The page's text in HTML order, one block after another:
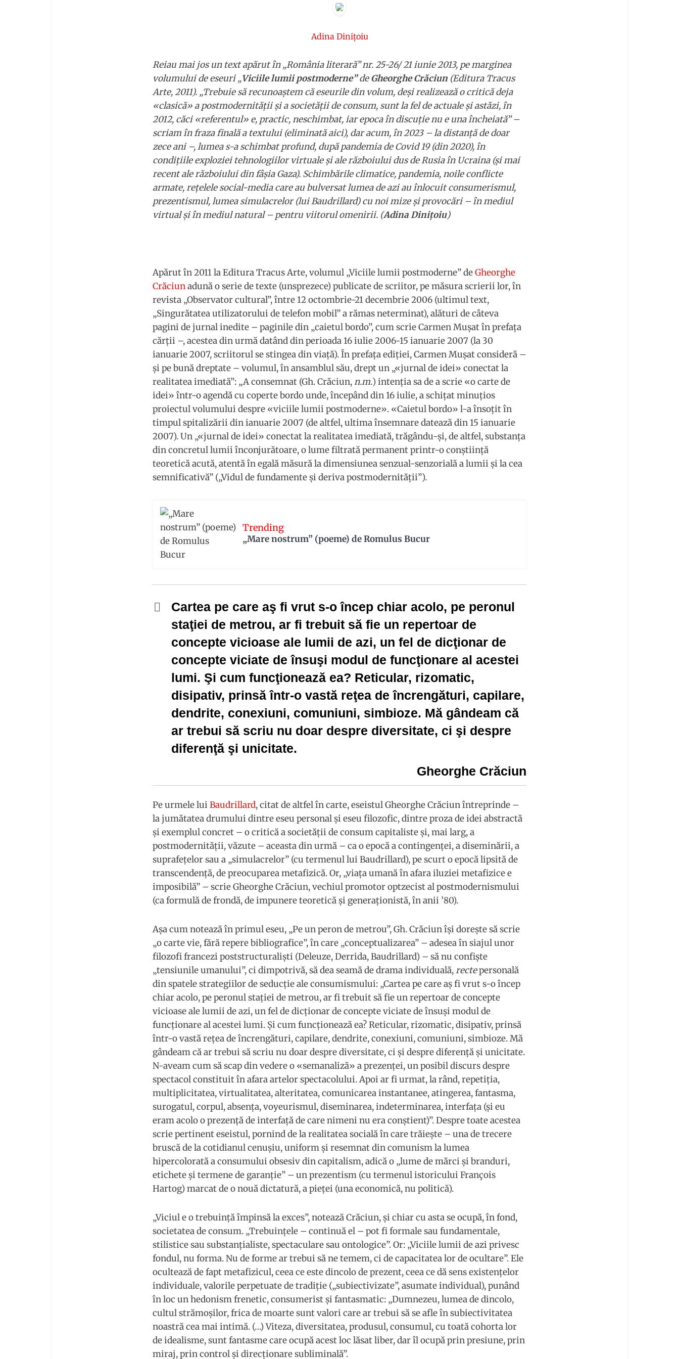
Adina Dinițoiu
Reiau mai jos un text apărut în „România literară” nr. 25-26/ 21 iunie 2013, pe marginea
volumului de eseuri „Viciile lumii postmoderne”deGheorghe Crăciun (Editura Tracus
Arte, 2011). „Trebuie să recunoaştem că eseurile din volum, deşi realizează o critică deja
«clasică» a postmodernităţii şi a societăţii de consum, sunt la fel de actuale şi astăzi, în
2012, căci «referentul» e, practic, neschimbat, iar epoca în discuţie nu e una încheiată” –
scriam în fraza finală a textului (eliminată aici), dar acum, în 2023 – la distanță de doar
zece ani –, lumea s-a schimbat profund, după pandemia de Covid 19 (din 2020), în
condițiile exploziei tehnologiilor virtuale și ale războiului dus de Rusia în Ucraina (și mai
recent ale războiului din fâșia Gaza). Schimbările climatice, pandemia, noile conflicte
armate, rețelele social-media care au bulversat lumea de azi au înlocuit consumerismul,
prezentismul, lumea simulacrelor (lui Baudrillard) cu noi mize și provocări – în mediul
virtual și în mediul natural – pentru viitorul omenirii. (Adina Dinițoiu)
Apărut în 2011 la Editura Tracus Arte, volumul „Viciile lumii postmoderne” deGheorghe
Crăciunadună o serie de texte (unsprezece) publicate de scriitor, pe măsura scrierii lor, în
revista „Observator cultural”, între 12 octombrie-21 decembrie 2006 (ultimul text,
„Singurătatea utilizatorului de telefon mobil” a rămas neterminat), alături de câteva
pagini de jurnal inedite – paginile din „caietul bordo”, cum scrie Carmen Muşat în prefaţa
cărţii –, acestea din urmă datând din perioada 16 iulie 2006-15 ianuarie 2007 (la 30
ianuarie 2007, scriitorul se stingea din viaţă). În prefaţa ediţiei, Carmen Muşat consideră –
şi pe bună dreptate – volumul, în ansamblul său, drept un „«jurnal de idei» conectat la
realitatea imediată”: „A consemnat (Gh. Crăciun,n.m.) intenţia sa de a scrie «o carte de
idei» într-o agendă cu coperte bordo unde, începând din 16 iulie, a schiţat minuţios
proiectul volumului despre «viciile lumii postmoderne». «Caietul bordo» l-a însoţit în
timpul spitalizării din ianuarie 2007 (de altfel, ultima însemnare datează din 15 ianuarie
2007). Un „«jurnal de idei» conectat la realitatea imediată, trăgându-şi, de altfel, substanţa
din concretul lumii înconjurătoare, o lume filtrată permanent printr-o conştiinţă
teoretică acută, atentă în egală măsură la dimensiunea senzual-senzorială a lumii şi la cea
semnificativă” („Vidul de fundamente şi deriva postmodernităţii”).
Trending
„Mare nostrum” (poeme) de Romulus Bucur
Cartea pe care aş fi vrut s-o încep chiar acolo, pe peronul
staţiei de metrou, ar fi trebuit să fie un repertoar de
concepte vicioase ale lumii de azi, un fel de dicţionar de
concepte viciate de însuşi modul de funcţionare al acestei
lumi. Şi cum funcţionează ea? Reticular, rizomatic,
disipativ, prinsă într-o vastă reţea de încrengături, capilare,
dendrite, conexiuni, comuniuni, simbioze. Mă gândeam că
ar trebui să scriu nu doar despre diversitate, ci şi despre
diferenţă şi unicitate.
Gheorghe Crăciun
Pe urmele lui Baudrillard, citat de altfel în carte, eseistul Gheorghe Crăciun întreprinde –
la jumătatea drumului dintre eseu personal şi eseu filozofic, dintre proza de idei abstractă
şi exemplul concret – o critică a societăţii de consum capitaliste şi, mai larg, a
postmodernităţii, văzute – aceasta din urmă – ca o epocă a contingenţei, a diseminării, a
suprafeţelor sau a „simulacrelor” (cu termenul lui Baudrillard), pe scurt o epocă lipsită de
transcendenţă, de preocuparea metafizică. Or, „viaţa umană în afara iluziei metafizice e
imposibilă” – scrie Gheorghe Crăciun, vechiul promotor optzecist al postmodernismului
(ca formulă de frondă, de impunere teoretică şi generaţionistă, în anii ’80).
Aşa cum notează în primul eseu, „Pe un peron de metrou”, Gh. Crăciun îşi doreşte să scrie
„o carte vie, fără repere bibliografice”, în care „conceptualizarea” – adesea în siajul unor
filozofi francezi poststructuralişti (Deleuze, Derrida, Baudrillard) – să nu confişte
„tensiunile umanului”, ci dimpotrivă, să dea seamă de drama individuală,rectepersonală
din spatele strategiilor de seducţie ale consumismului: „Cartea pe care aş fi vrut s-o încep
chiar acolo, pe peronul staţiei de metrou, ar fi trebuit să fie un repertoar de concepte
vicioase ale lumii de azi, un fel de dicţionar de concepte viciate de însuşi modul de
funcţionare al acestei lumi. Şi cum funcţionează ea? Reticular, rizomatic, disipativ, prinsă
într-o vastă reţea de încrengături, capilare, dendrite, conexiuni, comuniuni, simbioze. Mă
gândeam că ar trebui să scriu nu doar despre diversitate, ci şi despre diferenţă şi unicitate.
N-aveam cum să scap din vedere o «semanaliză» a prezenţei, un posibil discurs despre
spectacol constituit în afara artelor spectacolului. Apoi ar fi urmat, la rând, repetiţia,
multiplicitatea, virtualitatea, alteritatea, comunicarea instantanee, atingerea, fantasma,
surogatul, corpul, absenţa, voyeurismul, diseminarea, indeterminarea, interfaţa (şi eu
eram acolo o prezenţă de interfaţă de care nimeni nu era conştient)”. Despre toate acestea
scrie pertinent eseistul, pornind de la realitatea socială în care trăieşte – una de trecere
bruscă de la cotidianul cenuşiu, uniform şi resemnat din comunism la lumea
hipercolorată a consumului obsesiv din capitalism, adică o „lume de mărci şi branduri,
etichete şi termene de garanţie” – un prezentism (cu termenul istoricului François
Hartog) marcat de o nouă dictatură, a pieţei (una economică, nu politică).
„Viciul e o trebuinţă împinsă la exces”, notează Crăciun, şi chiar cu asta se ocupă, în fond,
societatea de consum. „Trebuinţele – continuă el – pot fi formale sau fundamentale,
stilistice sau substanţialiste, spectaculare sau ontologice”. Or: „Viciile lumii de azi privesc
fondul, nu forma. Nu de forme ar trebui să ne temem, ci de capacitatea lor de ocultare”. Ele
ocultează de fapt metafizicul, ceea ce este dincolo de prezent, ceea ce dă sens existenţelor
individuale, valorile perpetuate de tradiţie („subiectivizate”, asumate individual), punând
în loc un hedonism frenetic, consumerist şi fantasmatic: „Dumnezeu, lumea de dincolo,
cultul strămoşilor, frica de moarte sunt valori care ar trebui să se afle în subiectivitatea
noastră cea mai intimă. (…) Viteza, diversitatea, produsul, consumul, cu toată cohorta lor
de idealisme, sunt fantasme care ocupă acest loc lăsat liber, dar îl ocupă prin presiune, prin
miraj, prin control şi direcţionare subliminală”.